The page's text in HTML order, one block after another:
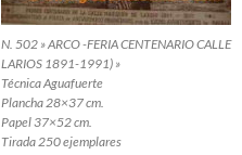
N. 502 » ARCO -FERIA CENTENARIO CALLE
LARIOS 1891-1991) »
Técnica Aguafuerte
Plancha 28×37 cm.
Papel 37×52 cm.
Tirada 250 ejemplares